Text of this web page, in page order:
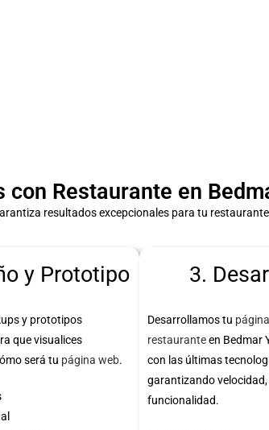
con Restaurante en
resultados excepcionales para tu
y Prototipo
y prototipos
que visualices
será tu página web.
3.
Desarrollamos tu
restauranteen Bedmar
con las últimas
garantizando
funcionalidad.